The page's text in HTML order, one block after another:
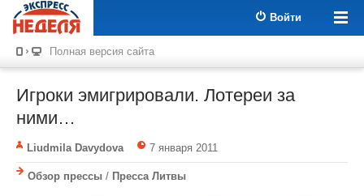
Войти
Полная версия сайта
Игроки эмигрировали. Лотереи за
ними…
Liudmila Davydova 7 января 2011
Обзор прессы / Пресса Литвы